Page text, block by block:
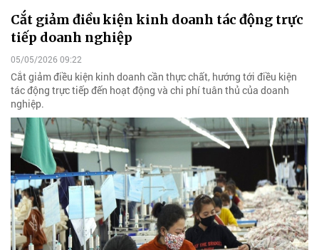
Cắt giảm điều kiện kinh doanh tác động trực
tiếp doanh nghiệp
05/05/2026 09:22
Cắt giảm điều kiện kinh doanh cần thực chất, hướng tới điều kiện
tác động trực tiếp đến hoạt động và chi phí tuân thủ của doanh
nghiệp.